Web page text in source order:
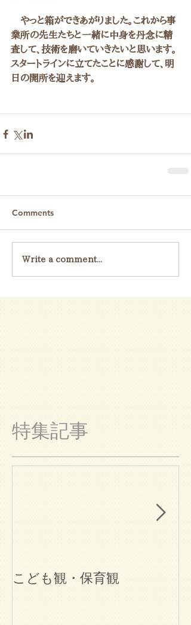
やっと箱ができあがりました。これから事
業所の先生たちと一緒に中身を丹念に精
査して、技術を磨いていきたいと思います。
スタートラインに立てたことに感謝して、明
日の開所を迎えます。
Comments
Write a comment...
特集記事
こども観・保育観